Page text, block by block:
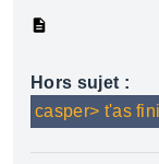
Hors sujet :
casper> t'as